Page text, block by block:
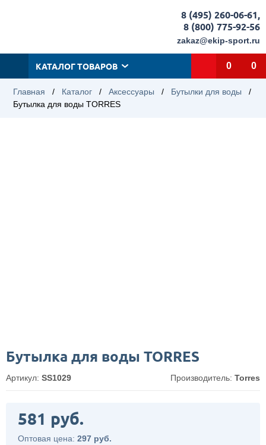
8 (495) 260-06-61,
8 (800) 775-92-56
zakaz@ekip-sport.ru
КАТАЛОГ ТОВАРОВ 0 0
Главная / Каталог / Аксессуары / Бутылки для воды
/
Бутылка для воды TORRES
Бутылка для воды TORRES
Артикул: SS1029 Производитель: Torres
581 руб.
Оптовая цена: 297 руб.